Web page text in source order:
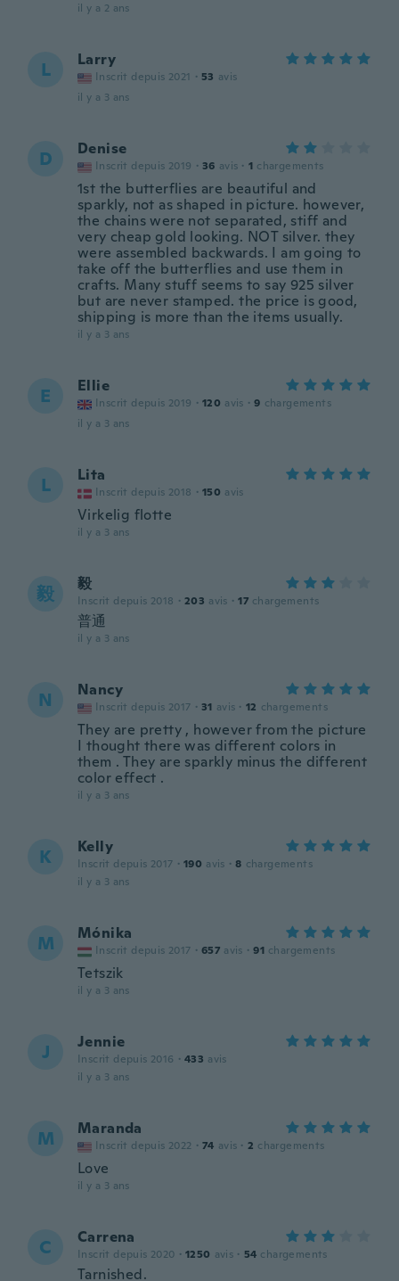
il y a 2 ans
L Larry
Inscrit depuis 2021 · 53 avis
il y a 3 ans
D Denise
Inscrit depuis 2019 · 36 avis · 1 chargements
1st the butterflies are beautiful and
sparkly, not as shaped in picture. however,
the chains were not separated, stiff and
very cheap gold looking. NOT silver. they
were assembled backwards. I am going to
take off the butterflies and use them in
crafts. Many stuff seems to say 925 silver
but are never stamped. the price is good,
shipping is more than the items usually.
il y a 3 ans
E Ellie
Inscrit depuis 2019 · 120 avis · 9 chargements
il y a 3 ans
L Lita
Inscrit depuis 2018 · 150 avis
Virkelig flotte
il y a 3 ans
毅 毅
Inscrit depuis 2018 · 203 avis · 17 chargements
普通
il y a 3 ans
N Nancy
Inscrit depuis 2017 · 31 avis · 12 chargements
They are pretty , however from the picture
I thought there was different colors in
them . They are sparkly minus the different
color effect .
il y a 3 ans
K Kelly
Inscrit depuis 2017 · 190 avis · 8 chargements
il y a 3 ans
M Mónika
Inscrit depuis 2017 · 657 avis · 91 chargements
Tetszik
il y a 3 ans
J Jennie
Inscrit depuis 2016 · 433 avis
il y a 3 ans
M Maranda
Inscrit depuis 2022 · 74 avis · 2 chargements
Love
il y a 3 ans
C Carrena
Inscrit depuis 2020 · 1250 avis · 54 chargements
Tarnished.